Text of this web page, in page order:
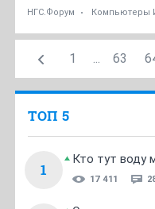
НГС.Форум Компьютеры
1 ... 63
ТОП 5
1
Кто тут воду
17 411